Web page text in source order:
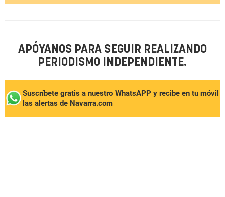
APÓYANOS PARA SEGUIR REALIZANDO
PERIODISMO INDEPENDIENTE.
Suscríbete gratis a nuestro WhatsAPP y recibe en tu móvil
las alertas de Navarra.com